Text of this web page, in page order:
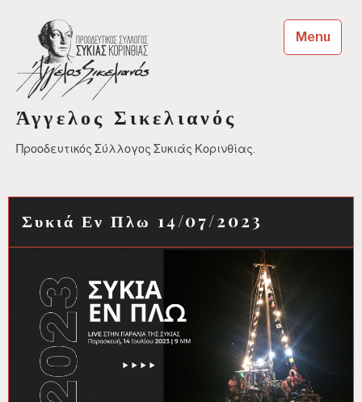
content
Άγγελος Σικελιανός
Προοδευτικός Σύλλογος Συκιάς Κορινθίας.
Menu
Συκιά Εν Πλω 14/07/2023